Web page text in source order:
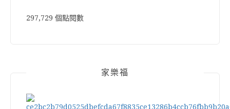
297,729 個點閱數
家樂福